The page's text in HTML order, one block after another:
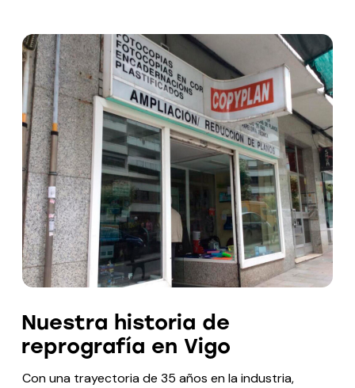
Nuestra historia de
reprografía en Vigo
Con una trayectoria de 35 años en la industria,